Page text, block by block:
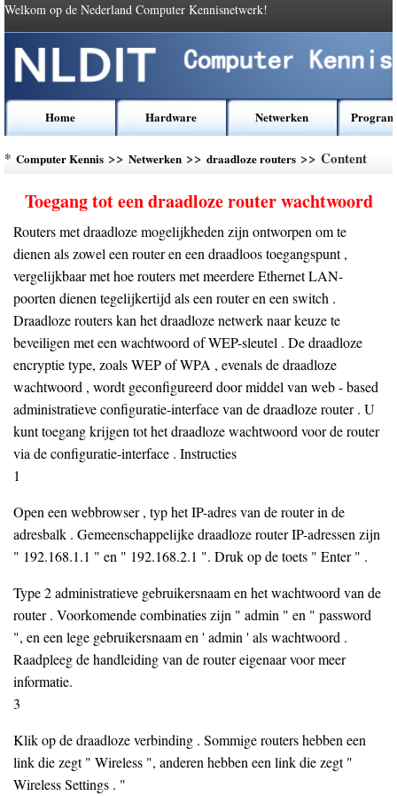
Welkom op de Nederland Computer Kennisnetwerk!
Home Hardware Netwerken
* Computer Kennis >> Netwerken >> draadloze routers >> Content
Toegang tot een draadloze router wachtwoord
Routers met draadloze mogelijkheden zijn ontworpen om te
dienen als zowel een router en een draadloos toegangspunt ,
vergelijkbaar met hoe routers met meerdere Ethernet LAN-
poorten dienen tegelijkertijd als een router en een switch .
Draadloze routers kan het draadloze netwerk naar keuze te
beveiligen met een wachtwoord of WEP-sleutel . De draadloze
encryptie type, zoals WEP of WPA , evenals de draadloze
wachtwoord , wordt geconfigureerd door middel van web - based
administratieve configuratie-interface van de draadloze router . U
kunt toegang krijgen tot het draadloze wachtwoord voor de router
via de configuratie-interface . Instructies
1
Open een webbrowser , typ het IP-adres van de router in de
adresbalk . Gemeenschappelijke draadloze router IP-adressen zijn
" 192.168.1.1 " en " 192.168.2.1 ". Druk op de toets " Enter " .
Type 2 administratieve gebruikersnaam en het wachtwoord van de
router . Voorkomende combinaties zijn " admin " en " password
", en een lege gebruikersnaam en ' admin ' als wachtwoord .
Raadpleeg de handleiding van de router eigenaar voor meer
informatie.
3
Klik op de draadloze verbinding . Sommige routers hebben een
link die zegt " Wireless ", anderen hebben een link die zegt "
Wireless Settings . "